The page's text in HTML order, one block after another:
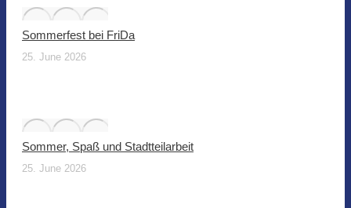
Sommerfest bei FriDa
25. June 2026
Sommer, Spaß und Stadtteilarbeit
25. June 2026